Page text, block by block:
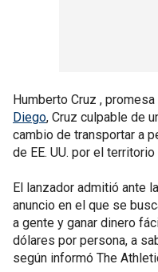
Humberto Cruz ,
Diego, Cruz culpable de
cambio de transportar a
de EE. UU. por el
El lanzador admitió ante
anuncio en el que se
a gente y ganar dinero
dólares por persona, a
según informó The